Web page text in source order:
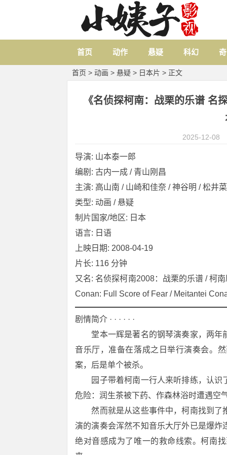
首页 动作 悬疑 科幻
首页 > 动画 > 悬疑 > 日本片 > 正文
《名侦探柯南：战栗的乐谱
2025-12-08
导演: 山本泰一郎
编剧: 古内一成 / 青山刚昌
主演: 高山南 / 山崎和佳奈 / 神谷明 / 松井
类型: 动画 / 悬疑
制片国家/地区: 日本
语言: 日语
上映日期: 2008-04-19
片长: 116 分钟
又名: 名侦探柯南2008：战栗的乐谱 / 柯
Conan: Full Score of Fear / Meitantei
剧情简介 · · · · · ·
堂本一辉是著名的钢琴演奏家，两年
音乐厅，准备在落成之日举行演奏会。
案，后是单个被杀。
园子带着柯南一行人来听排练，认识
危险：润生茶被下药、作森林浴时遭遇空
然而就是从这些事件中，柯南找到了
演的演奏会浑然不知音乐大厅外已是爆
绝对音感成为了唯一的救命线索。柯南